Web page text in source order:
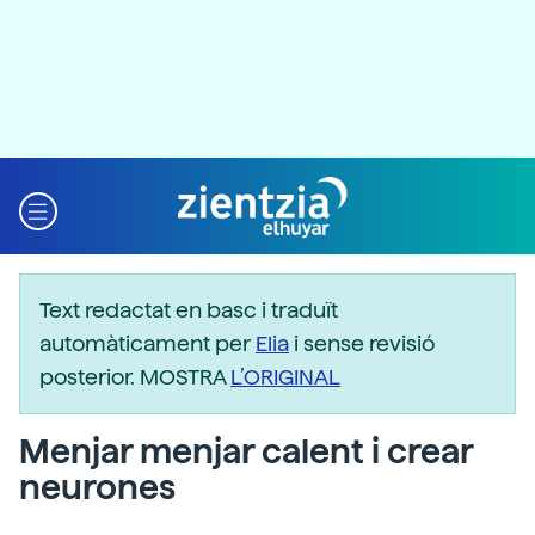
Text redactat en basc i traduït
automàticament perElia i sense revisió
posterior. MOSTRAL’ORIGINAL
Menjar menjar calent i crear
neurones